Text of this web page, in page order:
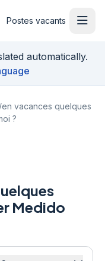
Postes vacants
automatically.
vacances quelques
?
Medido